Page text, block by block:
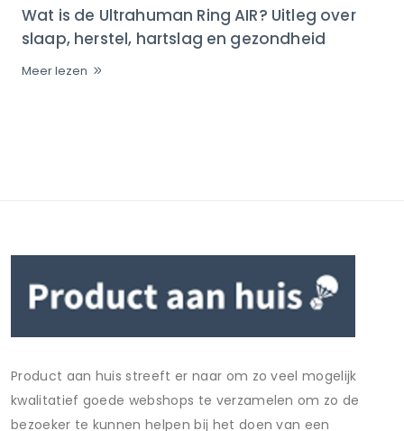
Wat is de Ultrahuman Ring AIR? Uitleg over
slaap, herstel, hartslag en gezondheid
Meer lezen
Product aan huis streeft er naar om zo veel mogelijk
kwalitatief goede webshops te verzamelen om zo de
bezoeker te kunnen helpen bij het doen van een